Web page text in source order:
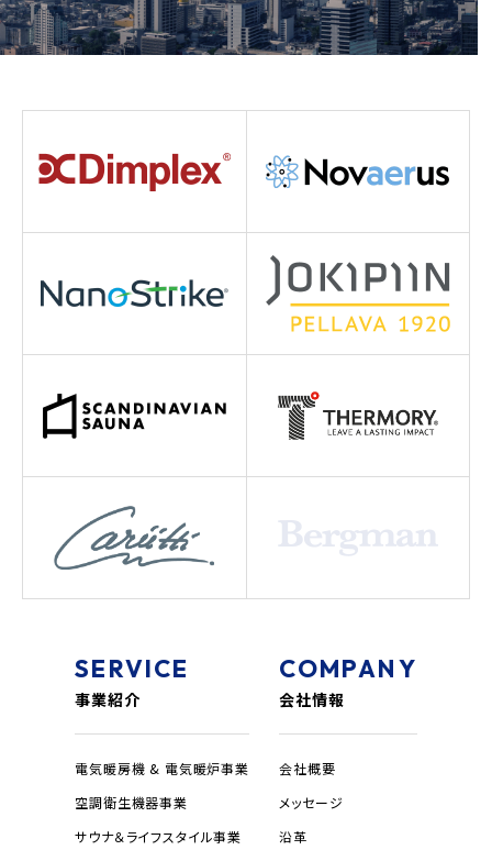
SERVICE
事業紹介
電気暖房機 & 電気暖炉事業
空調衛生機器事業
サウナ＆ライフスタイル事業
COMPANY
会社情報
会社概要
メッセージ
沿革